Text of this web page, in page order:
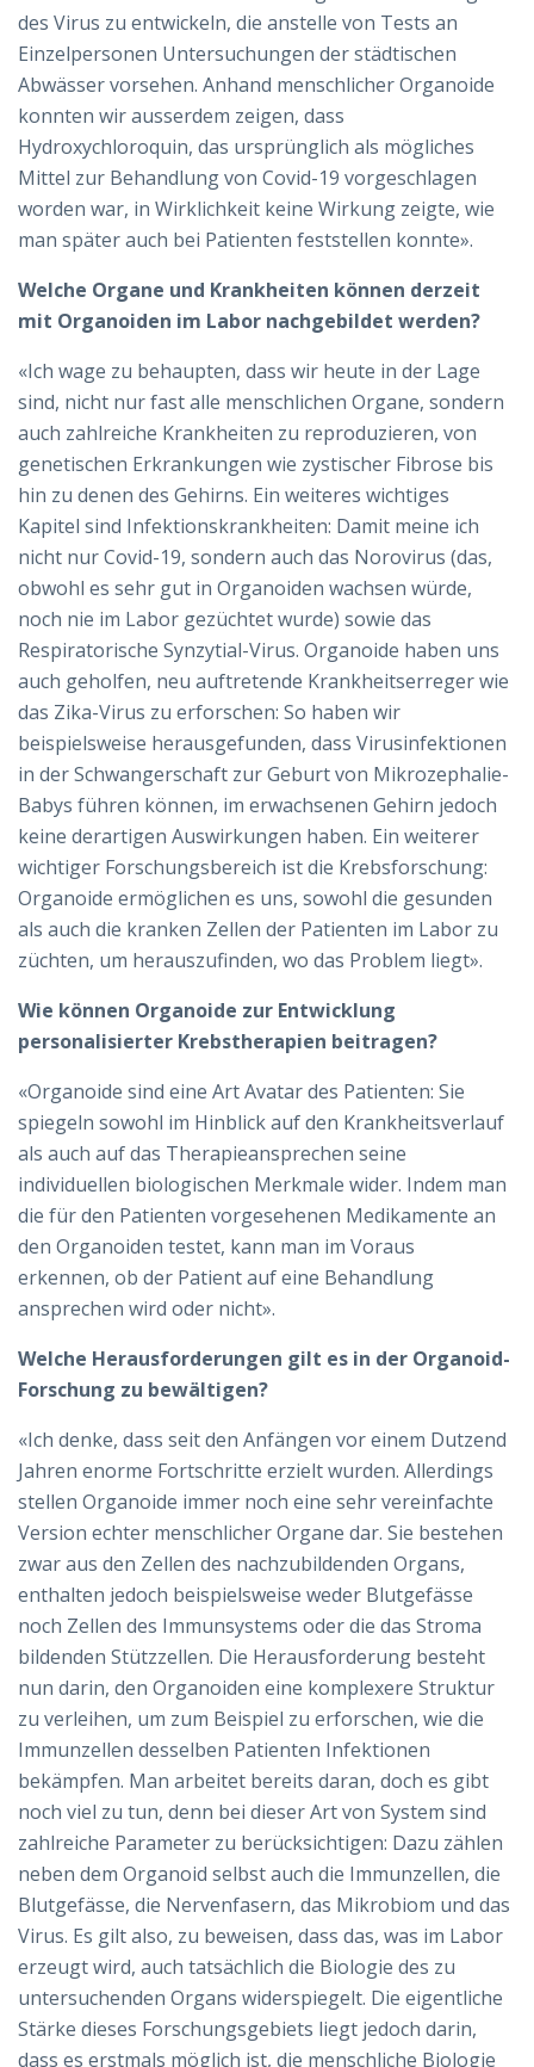
des Virus zu entwickeln, die anstelle von Tests an
Einzelpersonen Untersuchungen der städtischen
Abwässer vorsehen. Anhand menschlicher Organoide
konnten wir ausserdem zeigen, dass
Hydroxychloroquin, das ursprünglich als mögliches
Mittel zur Behandlung von Covid-19 vorgeschlagen
worden war, in Wirklichkeit keine Wirkung zeigte, wie
man später auch bei Patienten feststellen konnte».
Welche Organe und Krankheiten können derzeit
mit Organoiden im Labor nachgebildet werden?
«Ich wage zu behaupten, dass wir heute in der Lage
sind, nicht nur fast alle menschlichen Organe, sondern
auch zahlreiche Krankheiten zu reproduzieren, von
genetischen Erkrankungen wie zystischer Fibrose bis
hin zu denen des Gehirns. Ein weiteres wichtiges
Kapitel sind Infektionskrankheiten: Damit meine ich
nicht nur Covid-19, sondern auch das Norovirus (das,
obwohl es sehr gut in Organoiden wachsen würde,
noch nie im Labor gezüchtet wurde) sowie das
Respiratorische Synzytial-Virus. Organoide haben uns
auch geholfen, neu auftretende Krankheitserreger wie
das Zika-Virus zu erforschen: So haben wir
beispielsweise herausgefunden, dass Virusinfektionen
in der Schwangerschaft zur Geburt von Mikrozephalie-
Babys führen können, im erwachsenen Gehirn jedoch
keine derartigen Auswirkungen haben. Ein weiterer
wichtiger Forschungsbereich ist die Krebsforschung:
Organoide ermöglichen es uns, sowohl die gesunden
als auch die kranken Zellen der Patienten im Labor zu
züchten, um herauszufinden, wo das Problem liegt».
Wie können Organoide zur Entwicklung
personalisierter Krebstherapien beitragen?
«Organoide sind eine Art Avatar des Patienten: Sie
spiegeln sowohl im Hinblick auf den Krankheitsverlauf
als auch auf das Therapieansprechen seine
individuellen biologischen Merkmale wider. Indem man
die für den Patienten vorgesehenen Medikamente an
den Organoiden testet, kann man im Voraus
erkennen, ob der Patient auf eine Behandlung
ansprechen wird oder nicht».
Welche Herausforderungen gilt es in der Organoid-
Forschung zu bewältigen?
«Ich denke, dass seit den Anfängen vor einem Dutzend
Jahren enorme Fortschritte erzielt wurden. Allerdings
stellen Organoide immer noch eine sehr vereinfachte
Version echter menschlicher Organe dar. Sie bestehen
zwar aus den Zellen des nachzubildenden Organs,
enthalten jedoch beispielsweise weder Blutgefässe
noch Zellen des Immunsystems oder die das Stroma
bildenden Stützzellen. Die Herausforderung besteht
nun darin, den Organoiden eine komplexere Struktur
zu verleihen, um zum Beispiel zu erforschen, wie die
Immunzellen desselben Patienten Infektionen
bekämpfen. Man arbeitet bereits daran, doch es gibt
noch viel zu tun, denn bei dieser Art von System sind
zahlreiche Parameter zu berücksichtigen: Dazu zählen
neben dem Organoid selbst auch die Immunzellen, die
Blutgefässe, die Nervenfasern, das Mikrobiom und das
Virus. Es gilt also, zu beweisen, dass das, was im Labor
erzeugt wird, auch tatsächlich die Biologie des zu
untersuchenden Organs widerspiegelt. Die eigentliche
Stärke dieses Forschungsgebiets liegt jedoch darin,
dass es erstmals möglich ist, die menschliche Biologie